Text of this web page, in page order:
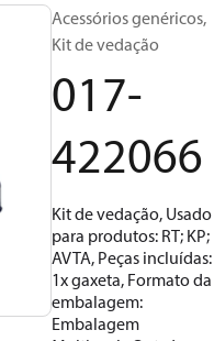
Acessórios genéricos,
Kit de vedação
017-
422066
Kit de vedação, Usado
para produtos: RT; KP;
AVTA, Peças incluídas:
1x gaxeta, Formato da
embalagem:
Embalagem